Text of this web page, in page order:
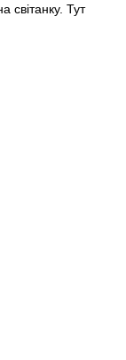
світанку. Тут